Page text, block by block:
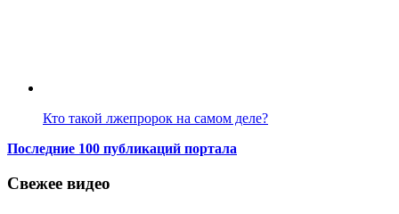
Кто такой лжепророк на самом деле?
Последние 100 публикаций портала
Свежее видео